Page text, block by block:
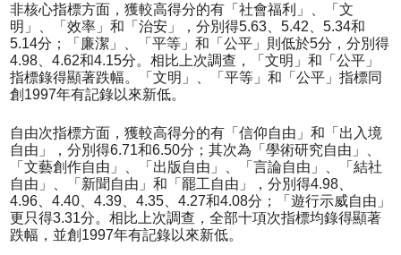
非核心指標方面，獲較高得分的有「社會福利」、「文
明」、「效率」和「治安」，分別得5.63、5.42、5.34和
5.14分；「廉潔」、「平等」和「公平」則低於5分，分別得
4.98、4.62和4.15分。相比上次調查，「文明」和「公平」
指標錄得顯著跌幅。「文明」、「平等」和「公平」指標同
創1997年有記錄以來新低。
自由次指標方面，獲較高得分的有「信仰自由」和「出入境
自由」，分別得6.71和6.50分；其次為「學術研究自由」、
「文藝創作自由」、「出版自由」、「言論自由」、「結社
自由」、「新聞自由」和「罷工自由」，分別得4.98、
4.96、4.40、4.39、4.35、4.27和4.08分；「遊行示威自由」
更只得3.31分。相比上次調查，全部十項次指標均錄得顯著
跌幅，並創1997年有記錄以來新低。